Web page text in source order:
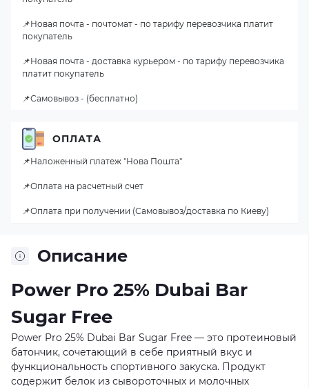
Описание
Power Pro 25% Dubai Bar
Sugar Free
Power Pro 25% Dubai Bar Sugar Free — это протеиновый
батончик, сочетающий в себе приятный вкус и
функциональность спортивного закуска. Продукт
содержит белок из сывороточных и молочных
📌Новая почта - почтомат - по тарифу перевозчика платит
покупатель
📌Новая почта - доставка курьером - по тарифу перевозчика
платит покупатель
📌Самовывоз - (бесплатно)
ОПЛАТА
📌Наложенный платеж "Нова Пошта"
📌Оплата на расчетный счет
📌Оплата при получении (Самовывоз/доставка по Киеву)